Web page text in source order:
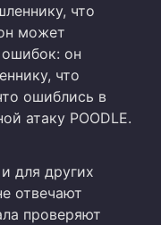
что
может
он
что
ошиблись в
атаку POODLE.
для других
отвечают
проверяют